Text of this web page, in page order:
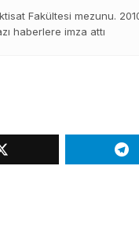
Fakültesi mezunu.
haberlere imza attı